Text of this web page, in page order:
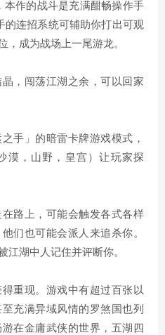
作的战斗是充满酣畅操作手
的连招系统可辅助你打出可观
，成为战场上一尾游龙。
，闯荡江湖之余，可以回家
手」的暗雷卡牌游戏模式，
漠，山野，皇宫）让玩家探
路上，可能会触发各式各样
们也可能会派人来追杀你。
江湖中人记住并评断你。
重现。游戏中有超过百张以
充满异域风情的罗煞国也列
在金庸武侠的世界，五湖四